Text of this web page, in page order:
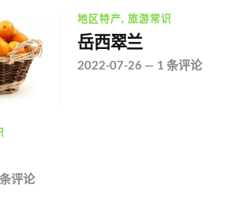
评论
地区特产,旅游常识
岳西翠兰
2022-07-26 — 1 条评论